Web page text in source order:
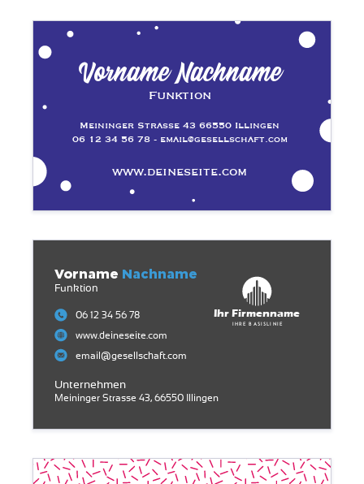
www.deineseite.com
Meininger Strasse 43 66550 Illingen
06 12 34 56 78 - email@gesellschaft.com
Vorname Nachname
Funktion
Meininger Strasse 43, 66550 Illingen
www.deineseite.com
email@gesellschaft.com
06 12 34 56 78
Unternehmen
Funktion
Vorname Nachname
Ihr Firmenname
Ihre Basislinie